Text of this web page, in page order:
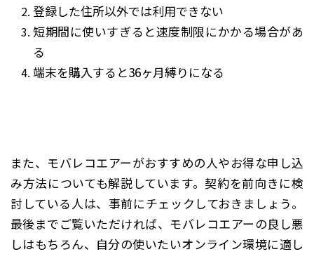
登録した住所以外では利用できない
短期間に使いすぎると速度制限にかかる場合があ
る
端末を購入すると36ヶ月縛りになる
また、モバレコエアーがおすすめの人やお得な申し込
み方法についても解説しています。契約を前向きに検
討している人は、事前にチェックしておきましょう。
最後までご覧いただければ、モバレコエアーの良し悪
しはもちろん、自分の使いたいオンライン環境に適し